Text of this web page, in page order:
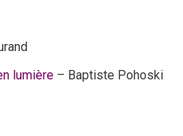
lumière – Baptiste Pohoski